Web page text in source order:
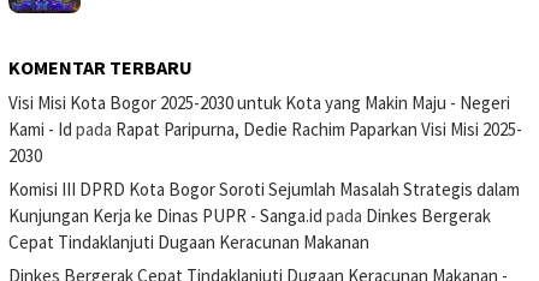
KOMENTAR TERBARU
Visi Misi Kota Bogor 2025-2030 untuk Kota yang Makin Maju - Negeri
Kami - Id pada Rapat Paripurna, Dedie Rachim Paparkan Visi Misi 2025-
2030
Komisi III DPRD Kota Bogor Soroti Sejumlah Masalah Strategis dalam
Kunjungan Kerja ke Dinas PUPR - Sanga.id pada Dinkes Bergerak
Cepat Tindaklanjuti Dugaan Keracunan Makanan
Dinkes Bergerak Cepat Tindaklanjuti Dugaan Keracunan Makanan -